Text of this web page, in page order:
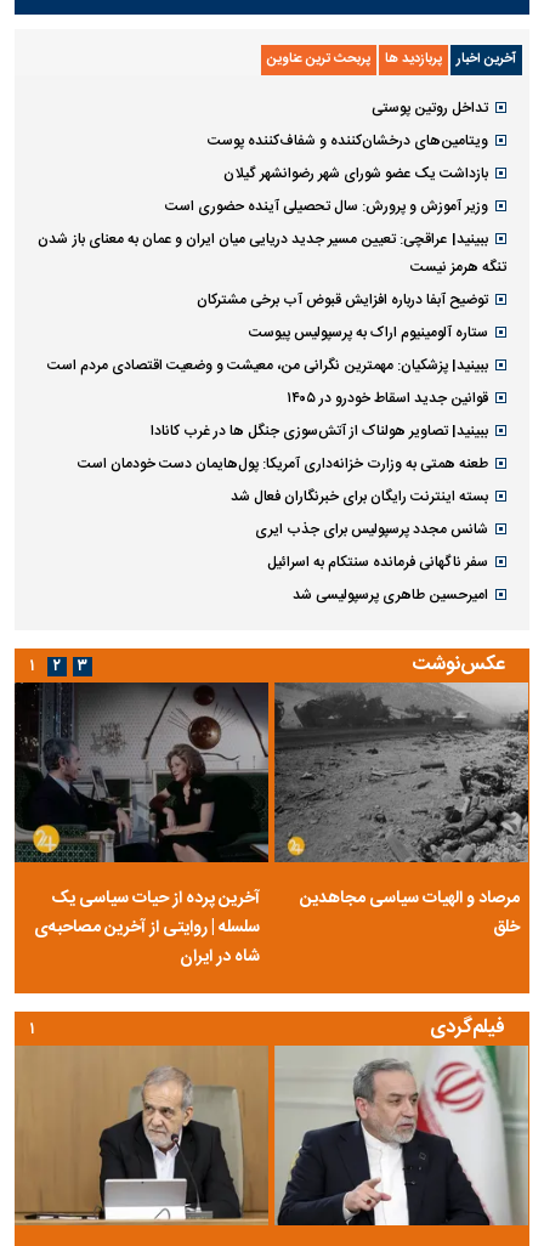
آخرین اخبار پربازدید ها پربحث ترین عناوین
تداخل روتین پوستی
ویتامین‌های درخشان‌کننده و شفاف‌کننده پوست
بازداشت یک عضو شورای شهر رضوانشهر گیلان
وزیر آموزش و پرورش: سال تحصیلی آینده حضوری است
ببینید| عراقچی: تعیین مسیر جدید دریایی میان ایران و عمان به معنای باز شدن
تنگه هرمز نیست
توضیح آبفا درباره افزایش قبوض آب برخی مشترکان
ستاره آلومینیوم اراک به پرسپولیس پیوست
ببینید| پزشکیان: مهمترین نگرانی من، معیشت و وضعیت اقتصادی مردم است
قوانین جدید اسقاط خودرو در ۱۴۰۵
ببینید| تصاویر هولناک از آتش‌سوزی جنگل ها در غرب کانادا
طعنه همتی به وزارت خزانه‌داری آمریکا: پول‌هایمان دست خودمان است
بسته اینترنت رایگان برای خبرنگاران فعال شد
شانس مجدد پرسپولیس برای جذب ایری
سفر ناگهانی فرمانده سنتکام به اسرائیل
امیرحسین طاهری پرسپولیسی شد
عکس‌نوشت
مرصاد و الهیات سیاسی مجاهدین
خلق
آخرین پرده از حیات سیاسی یک
سلسله | روایتی از آخرین مصاحبه‌ی
شاه در ایران
۱ ۲ ۳
فیلم‌گردی ۱